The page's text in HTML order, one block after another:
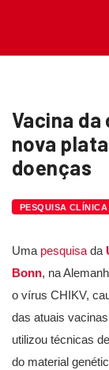
Vacina da
nova
doenças
PESQUISA CLÍNICA
Uma pesquisa da
Bonn, na
o vírus CHIKV,
das atuais
utilizou técnicas
do material